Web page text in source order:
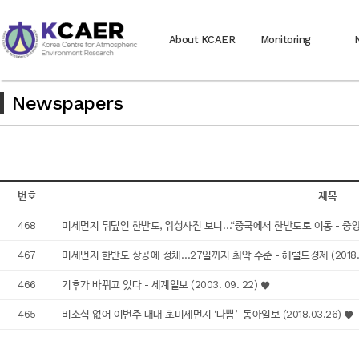
About KCAER Monitoring
Newspapers
번호 제목
468 미세먼지 뒤덮인 한반도, 위성사진 보니…“중국에서 한반도로 이동 -
467 미세먼지 한반도 상공에 정체…27일까지 최악 수준 - 헤럴드경제
466 기후가 바뀌고 있다 - 세계일보 (2003. 09. 22)
465 비소식 없어 이번주 내내 초미세먼지 ‘나쁨’- 동아일보 (2018.03.26)